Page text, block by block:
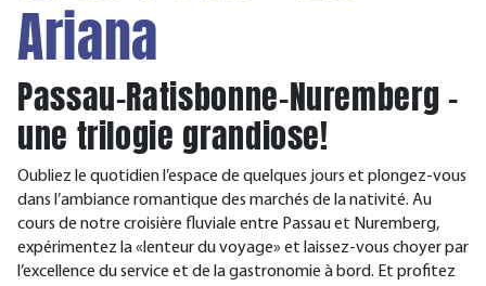
Ariana
Passau-Ratisbonne-Nuremberg –
une trilogie grandiose!
Oubliez le quotidien l’espace de quelques jours et plongez-vous
dans l’ambiance romantique des marchés de la nativité. Au
cours de notre croisière fluviale entre Passau et Nuremberg,
expérimentez la «lenteur du voyage» et laissez-vous choyer par
l’excellence du service et de la gastronomie à bord. Et profitez